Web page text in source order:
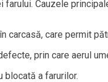
farului. Cauzele
carcasă, care permit
prin care aerul
blocată a farurilor.